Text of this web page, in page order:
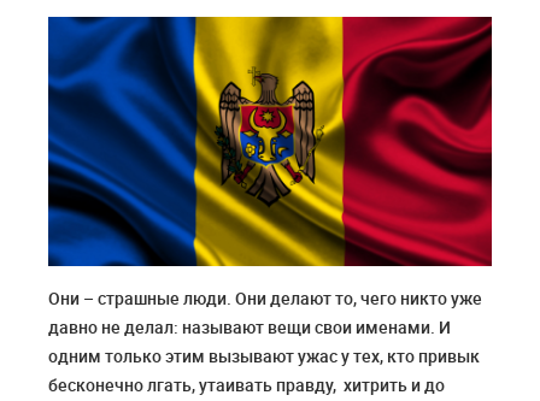
Они – страшные люди. Они делают то, чего никто уже
давно не делал: называют вещи свои именами. И
одним только этим вызывают ужас у тех, кто привык
бесконечно лгать, утаивать правду, хитрить и до